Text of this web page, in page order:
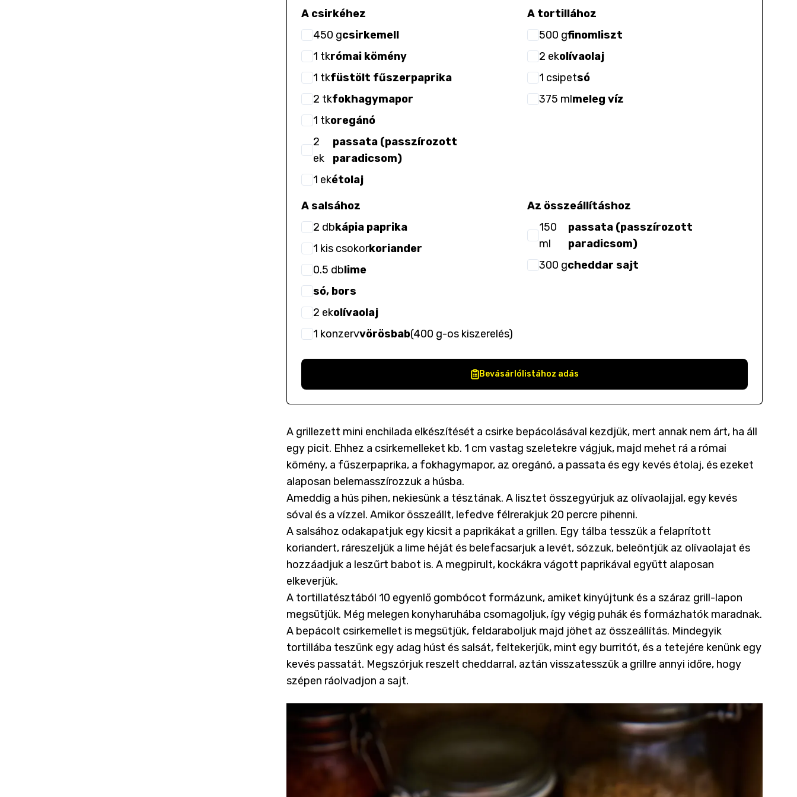
A csirkéhez
450 gcsirkemell
1 tkrómai kömény
1 tkfüstölt fűszerpaprika
2 tkfokhagymapor
1 tkoregánó
2
ek
passata (passzírozott
paradicsom)
1 ekétolaj
A tortillához
500 gfinomliszt
2 ekolívaolaj
1 csipetsó
375 mlmeleg víz
A salsához
2 dbkápia paprika
1 kis csokorkoriander
0.5 dblime
só, bors
2 ekolívaolaj
1 konzervvörösbab(400 g-os kiszerelés)
Az összeállításhoz
150
ml
passata (passzírozott
paradicsom)
300 gcheddar sajt
Bevásárlólistához adás
A grillezett mini enchilada elkészítését a csirke bepácolásával kezdjük, mert annak nem árt, ha áll
egy picit. Ehhez a csirkemelleket kb. 1 cm vastag szeletekre vágjuk, majd mehet rá a római
kömény, a fűszerpaprika, a fokhagymapor, az oregánó, a passata és egy kevés étolaj, és ezeket
alaposan belemasszírozzuk a húsba.
Ameddig a hús pihen, nekiesünk a tésztának. A lisztet összegyúrjuk az olívaolajjal, egy kevés
sóval és a vízzel. Amikor összeállt, lefedve félrerakjuk 20 percre pihenni.
A salsához odakapatjuk egy kicsit a paprikákat a grillen. Egy tálba tesszük a felaprított
koriandert, ráreszeljük a lime héját és belefacsarjuk a levét, sózzuk, beleöntjük az olívaolajat és
hozzáadjuk a leszűrt babot is. A megpirult, kockákra vágott paprikával együtt alaposan
elkeverjük.
A tortillatésztából 10 egyenlő gombócot formázunk, amiket kinyújtunk és a száraz grill-lapon
megsütjük. Még melegen konyharuhába csomagoljuk, így végig puhák és formázhatók maradnak.
A bepácolt csirkemellet is megsütjük, feldaraboljuk majd jöhet az összeállítás. Mindegyik
tortillába teszünk egy adag húst és salsát, feltekerjük, mint egy burritót, és a tetejére kenünk egy
kevés passatát. Megszórjuk reszelt cheddarral, aztán visszatesszük a grillre annyi időre, hogy
szépen ráolvadjon a sajt.